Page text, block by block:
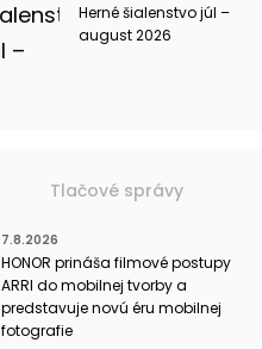
Herné šialenstvo júl –
august 2026
Tlačové správy
7.8.2026
HONOR prináša filmové postupy
ARRI do mobilnej tvorby a
predstavuje novú éru mobilnej
fotografie